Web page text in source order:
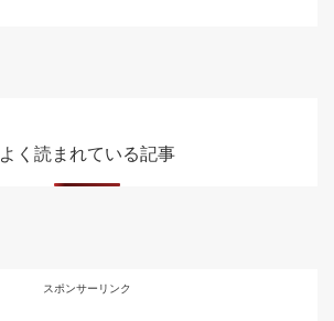
よく読まれている記事
スポンサーリンク